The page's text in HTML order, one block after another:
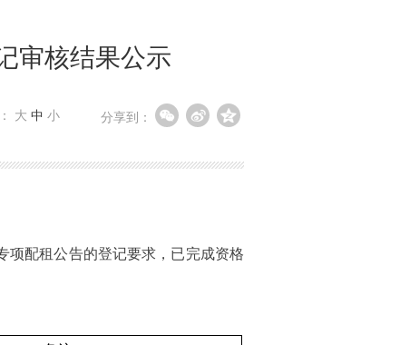
审核结果公示
分享到：
大 中 小
项配租公告的登记要求，已完成资格